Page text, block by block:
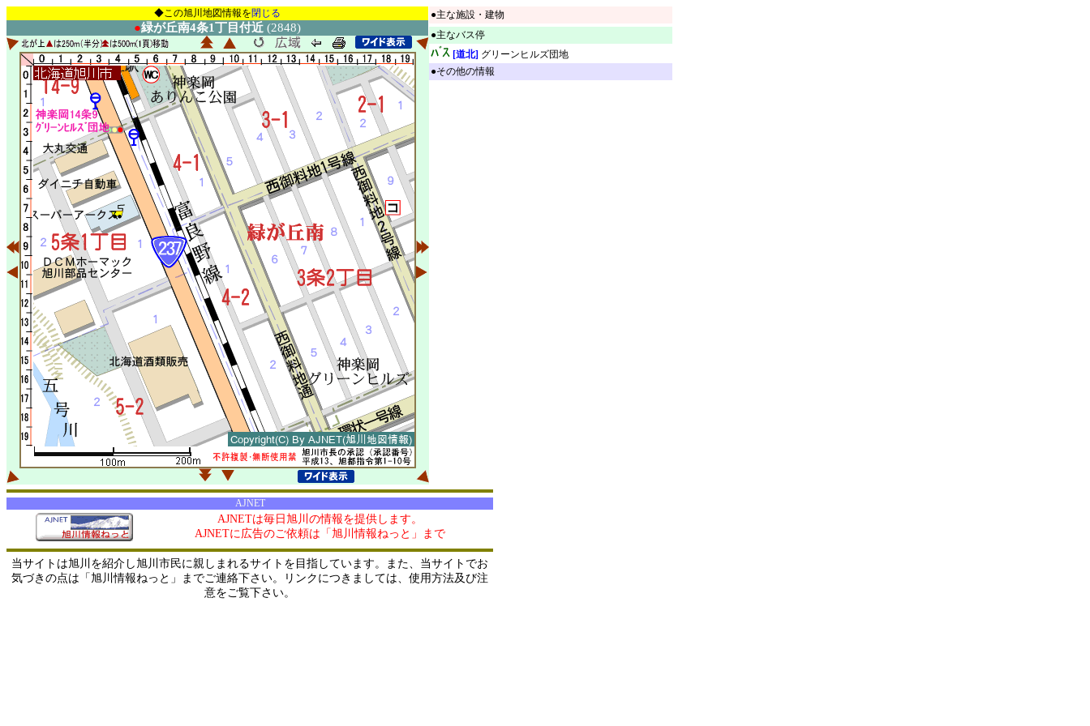
◆この旭川地図情報を閉じる
●緑が丘南4条1丁目付近 (2848)
●主な施設・建物
●主なバス停
[道北] グリーンヒルズ団地
●その他の情報
AJNET
AJNETは毎日旭川の情報を提供します。
AJNETに広告のご依頼は「旭川情報ねっと」まで
当サイトは旭川を紹介し旭川市民に親しまれるサイトを目指しています。また、当サイトでお
気づきの点は「旭川情報ねっと」までご連絡下さい。リンクにつきましては、使用方法及び注
意をご覧下さい。